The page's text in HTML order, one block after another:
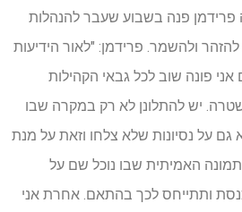
פרידמן פנה בשבוע שעבר להנהלות
ולהשמר. פרידמן: "לאור הידיעות
פונה שוב לכל גבאי הקהילות
יש להתלונן לא רק במקרה שבו
על נסיונות שלא צלחו וזאת על מנת
האמיתית שבו נוכל שם על
ותתייחס לכך בהתאם. אחרת אני